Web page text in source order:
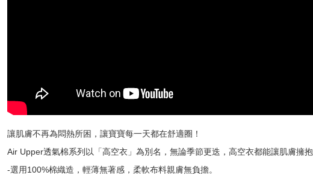
讓肌膚不再為悶熱所困，讓寶寶每一天都在舒適圈！
Air Upper透氣棉系列以「高空衣」為別名，無論季節更迭，高空衣都能讓肌膚擁抱
-選用100%棉織造，輕薄無著感，柔軟布料親膚無負擔。